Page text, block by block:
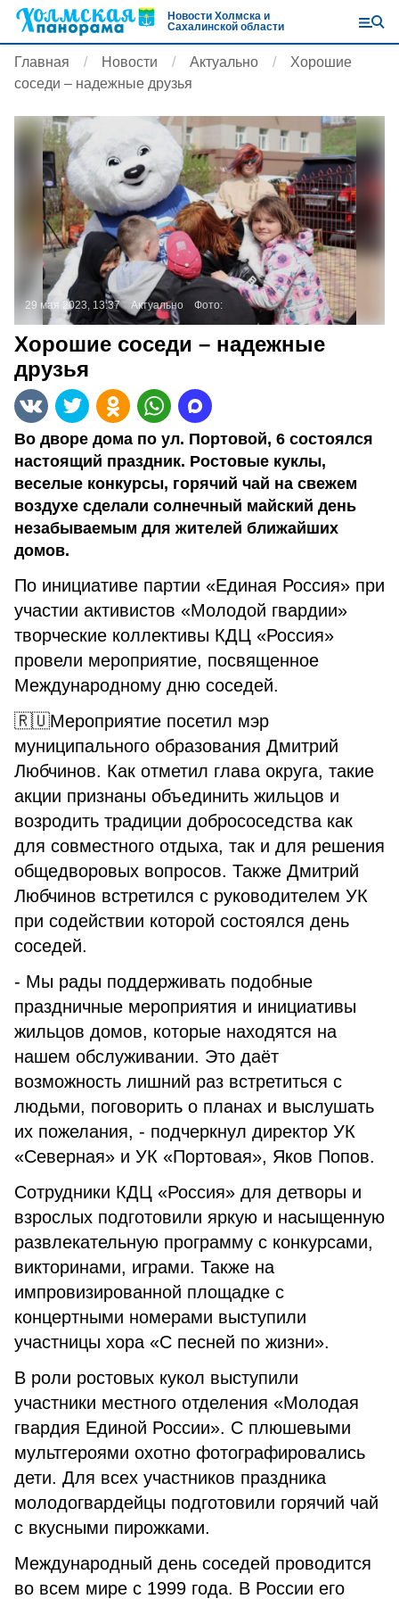
Новости Холмска и
Сахалинской области
Главная Новости Актуально
Хорошие
соседи – надежные друзья
29 мая 2023, 13:37 Актуально Фото:
Хорошие соседи – надежные
друзья
Во дворе дома по ул. Портовой, 6 состоялся
настоящий праздник. Ростовые куклы,
веселые конкурсы, горячий чай на свежем
воздухе сделали солнечный майский день
незабываемым для жителей ближайших
домов.
По инициативе партии «Единая Россия» при
участии активистов «Молодой гвардии»
творческие коллективы КДЦ «Россия»
провели мероприятие, посвященное
Международному дню соседей.
🇷🇺Мероприятие посетил мэр
муниципального образования Дмитрий
Любчинов. Как отметил глава округа, такие
акции признаны объединить жильцов и
возродить традиции добрососедства как
для совместного отдыха, так и для решения
общедворовых вопросов. Также Дмитрий
Любчинов встретился с руководителем УК
при содействии которой состоялся день
соседей.
- Мы рады поддерживать подобные
праздничные мероприятия и инициативы
жильцов домов, которые находятся на
нашем обслуживании. Это даёт
возможность лишний раз встретиться с
людьми, поговорить о планах и выслушать
их пожелания, - подчеркнул директор УК
«Северная» и УК «Портовая», Яков Попов.
Сотрудники КДЦ «Россия» для детворы и
взрослых подготовили яркую и насыщенную
развлекательную программу с конкурсами,
викторинами, играми. Также на
импровизированной площадке с
концертными номерами выступили
участницы хора «С песней по жизни».
В роли ростовых кукол выступили
участники местного отделения «Молодая
гвардия Единой России». С плюшевыми
мультгероями охотно фотографировались
дети. Для всех участников праздника
молодогвардейцы подготовили горячий чай
с вкусными пирожками.
Международный день соседей проводится
во всем мире с 1999 года. В России его